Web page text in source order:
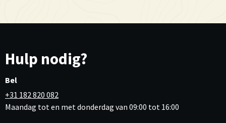
Hulp nodig?
Bel
+31 182 820 082
Maandag tot en met donderdag van 09:00 tot 16:00